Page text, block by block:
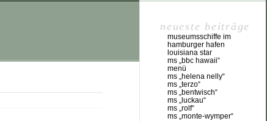
neueste beiträge
museumsschiffe im
hamburger hafen
louisiana star
ms „bbc hawaii“
menü
ms „helena nelly“
ms „terzo“
ms „bentwisch“
ms „luckau“
ms „rolf“
ms „monte-wymper“